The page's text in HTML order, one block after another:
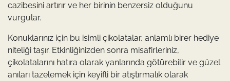
cazibesini artırır ve her birinin benzersiz olduğunu
vurgular.
Konuklarınız için bu isimli çikolatalar, anlamlı birer hediye
niteliği taşır. Etkinliğinizden sonra misafirleriniz,
çikolatalarını hatıra olarak yanlarında götürebilir ve güzel
anıları tazelemek için keyifli bir atıştırmalık olarak